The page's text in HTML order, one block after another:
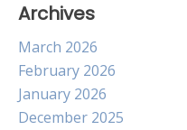
Archives
March 2026
February 2026
January 2026
December 2025